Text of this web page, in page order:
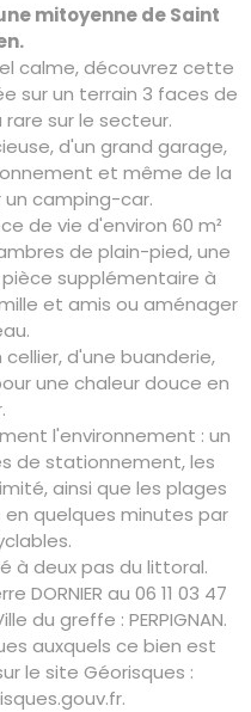
mitoyenne de Saint
calme, découvrez cette
sur un terrain 3 faces de
rare sur le secteur.
d'un grand garage,
et même de la
un camping-car.
de vie d'environ 60 m²
de plain-pied, une
supplémentaire à
et amis ou aménager
d'une buanderie,
une chaleur douce en
l'environnement : un
de stationnement, les
ainsi que les plages
quelques minutes par
à deux pas du littoral.
DORNIER au 06 11 03 47
du greffe : PERPIGNAN.
auxquels ce bien est
le site Géorisques :